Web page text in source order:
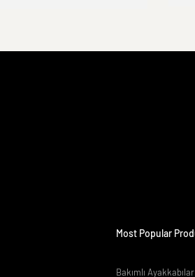
Most Popular
Bakımlı Ayakkabılar